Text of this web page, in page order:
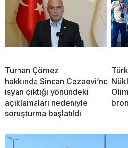
Turhan Çömez
hakkında Sincan Cezaevi’nde
isyan çıktığı yönündeki
açıklamaları nedeniyle
soruşturma başlatıldı